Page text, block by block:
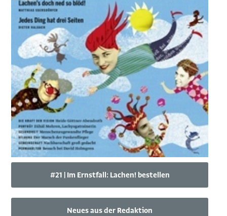
#21 | Im Ernstfall: Lachen! bestellen
Neues aus der Redaktion